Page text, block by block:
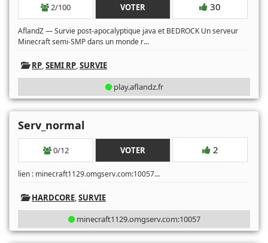
2/100 VOTER 30
AflandZ — Survie post-apocalyptique java et BEDROCK Un serveur
Minecraft semi-SMP dans un monde r...
RP,SEMI RP,SURVIE
play.aflandz.fr
Serv_normal
0/12 VOTER 2
lien : minecraft1129.omgserv.com:10057...
HARDCORE,SURVIE
minecraft1129.omgserv.com:10057